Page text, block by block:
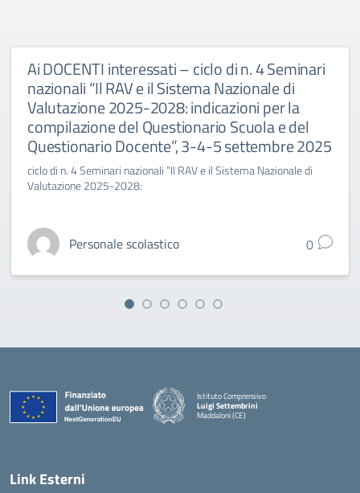
Ai DOCENTI interessati – ciclo di n. 4 Seminari
nazionali “Il RAV e il Sistema Nazionale di
Valutazione 2025-2028: indicazioni per la
compilazione del Questionario Scuola e del
Questionario Docente”, 3-4-5 settembre 2025
ciclo di n. 4 Seminari nazionali “Il RAV e il Sistema Nazionale di
Valutazione 2025-2028:
Personale scolastico 0
Istituto Comprensivo
Luigi Settembrini
Maddaloni (CE)
Link Esterni